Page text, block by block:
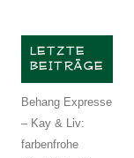
LETZTE
BEITRÄGE
Behang Expresse
– Kay & Liv:
farbenfrohe